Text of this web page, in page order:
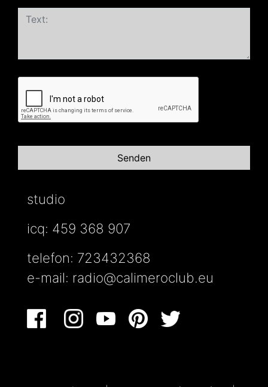
studio
icq: 459 368 907
telefon: 723432368
e-mail: radio@calimeroclub.eu